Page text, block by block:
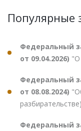
Популярные
Федеральный
от 09.04.2026) "О
Федеральный
от 08.08.2024)
Федеральный